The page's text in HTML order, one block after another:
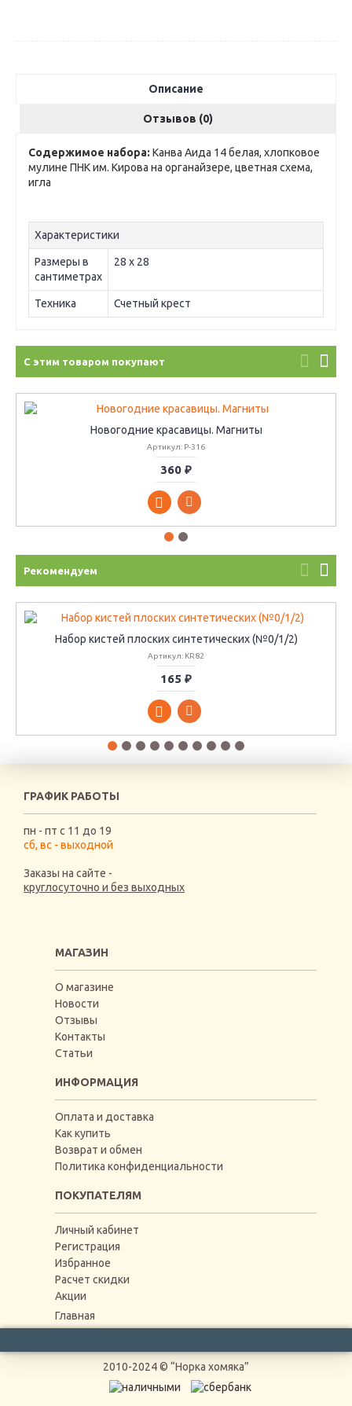
Описание
Отзывов (0)
Содержимое набора: Канва Аида 14 белая, хлопковое
мулине ПНК им. Кирова на органайзере, цветная схема,
игла
Характеристики
Размеры в
сантиметрах
28 х 28
Техника Счетный крест
С этим товаром покупают
Новогодние красавицы. Магниты
Артикул: P-316
360 ₽
Рекомендуем
Набор кистей плоских синтетических (№0/1/2)
Артикул: KR82
165 ₽
ГРАФИК РАБОТЫ
пн - пт с 11 до 19
сб, вс - выходной
Заказы на сайте -
круглосуточно и без выходных
МАГАЗИН
О магазине
Новости
Отзывы
Контакты
Статьи
ИНФОРМАЦИЯ
Оплата и доставка
Как купить
Возврат и обмен
Политика конфиденциальности
ПОКУПАТЕЛЯМ
Личный кабинет
Регистрация
Избранное
Расчет скидки
Акции
Главная
2010-2024 © “Норка хомяка”